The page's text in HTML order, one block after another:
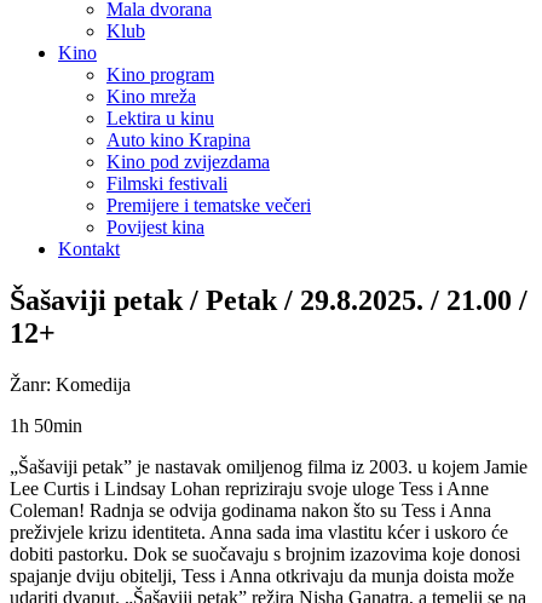
Mala dvorana
Klub
Kino
Kino program
Kino mreža
Lektira u kinu
Auto kino Krapina
Kino pod zvijezdama
Filmski festivali
Premijere i tematske večeri
Povijest kina
Kontakt
Šašaviji petak / Petak / 29.8.2025. / 21.00 /
12+
Žanr: Komedija
1h 50min
„Šašaviji petak” je nastavak omiljenog filma iz 2003. u kojem Jamie
Lee Curtis i Lindsay Lohan repriziraju svoje uloge Tess i Anne
Coleman! Radnja se odvija godinama nakon što su Tess i Anna
preživjele krizu identiteta. Anna sada ima vlastitu kćer i uskoro će
dobiti pastorku. Dok se suočavaju s brojnim izazovima koje donosi
spajanje dviju obitelji, Tess i Anna otkrivaju da munja doista može
udariti dvaput. „Šašaviji petak” režira Nisha Ganatra, a temelji se na